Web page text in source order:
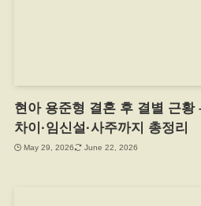
현아 용준형 결혼 후 결별 근황
차이·임신설·사주까지 총정리
May 29, 2026 June 22, 2026